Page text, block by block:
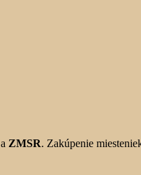
a ZMSR. Zakúpenie